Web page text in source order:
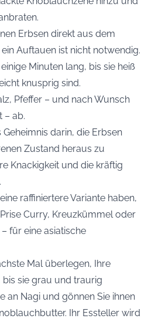
Erbsen direkt aus dem
Auftauen ist nicht notwendig.
Minuten lang, bis sie heiß
knusprig sind.
Pfeffer – und nach Wunsch
– ab.
darin, die Erbsen
Zustand heraus zu
Knackigkeit und die kräftig
raffiniertere Variante haben,
Curry, Kreuzkümmel oder
für eine asiatische
Mal überlegen, Ihre
sie grau und traurig
an Nagi und gönnen Sie ihnen
Ihr Essteller wird